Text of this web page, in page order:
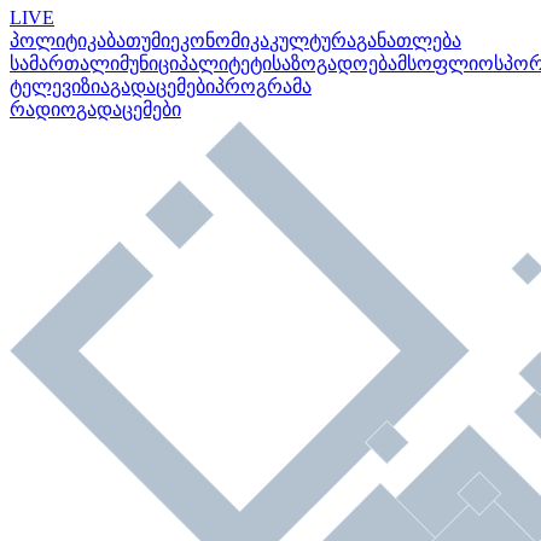
LIVE
პოლიტიკაბათუმიეკონომიკაკულტურაგანათლება
სამართალიმუნიციპალიტეტისაზოგადოებამსოფლიო
ტელევიზიაგადაცემებიპროგრამა
რადიოგადაცემები